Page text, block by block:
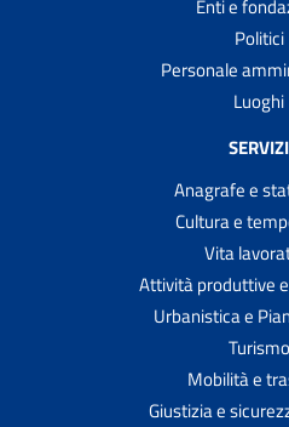
Enti e
Politici
Personale
Luoghi
SERVIZI
Anagrafe e
Cultura e
Vita
Attività produttive
Urbanistica e
Turismo
Mobilità e
Giustizia e